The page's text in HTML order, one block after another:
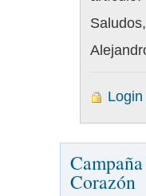
Saludos,
Login
Corazón